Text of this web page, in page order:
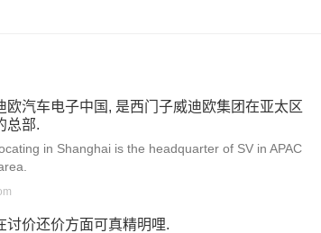
欧汽车电子中国, 是西门子威迪欧集团在亚太区
总部.
in Shanghai is the headquarter of SV in APAC
讨价还价方面可真精明哩.